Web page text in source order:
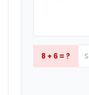
8 + 6 = ?